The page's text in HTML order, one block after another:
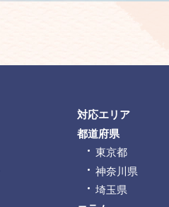
対応エリア
都道府県
東京都
神奈川県
埼玉県